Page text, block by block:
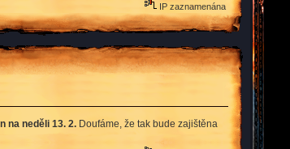
IP zaznamenána
na neděli 13. 2.Doufáme, že tak bude zajištěna